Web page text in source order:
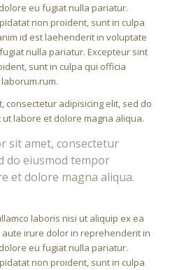
eu fugiat nulla pariatur.
non proident, sunt in culpa
id est laehenderit in voluptate
nulla pariatur. Excepteur sint
sunt in culpa qui officia
consectetur adipisicing elit, sed do
labore et dolore magna aliqua.
sit amet, consectetur
do eiusmod tempor
et dolore magna aliqua.
laboris nisi ut aliquip ex ea
irure dolor in reprehenderit in
eu fugiat nulla pariatur.
non proident, sunt in culpa